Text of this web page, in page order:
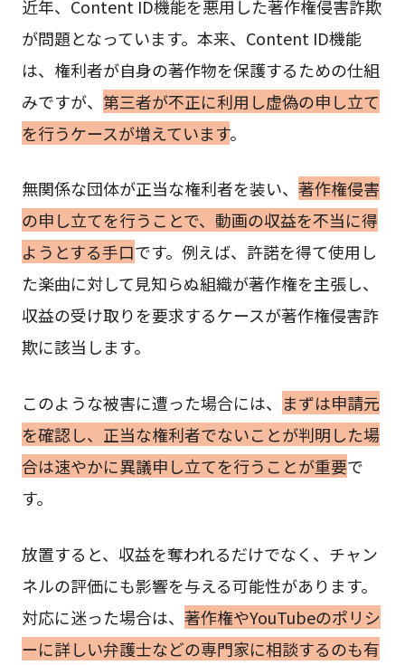
近年、Content ID機能を悪用した著作権侵害詐欺
が問題となっています。本来、Content ID機能
は、権利者が自身の著作物を保護するための仕組
みですが、 第三者が不正に利用し虚偽の申し立て
を行うケースが増えています。
無関係な団体が正当な権利者を装い、 著作権侵害
の申し立てを行うことで、動画の収益を不当に得
ようとする手口です。例えば、許諾を得て使用し
た楽曲に対して見知らぬ組織が著作権を主張し、
収益の受け取りを要求するケースが著作権侵害詐
欺に該当します。
このような被害に遭った場合には、 まずは申請元
を確認し、正当な権利者でないことが判明した場
合は速やかに異議申し立てを行うことが重要で
す。
放置すると、収益を奪われるだけでなく、チャン
ネルの評価にも影響を与える可能性があります。
対応に迷った場合は、 著作権やYouTubeのポリシ
ーに詳しい弁護士などの専門家に相談するのも有